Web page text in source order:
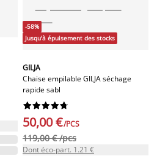
-58%
Jusqu'à épuisement des stocks
GILJA
Chaise empilable GILJA séchage
rapide sabl






50,00 €/PCS
119,00 € /pcs
Dont éco-part. 1.21 €